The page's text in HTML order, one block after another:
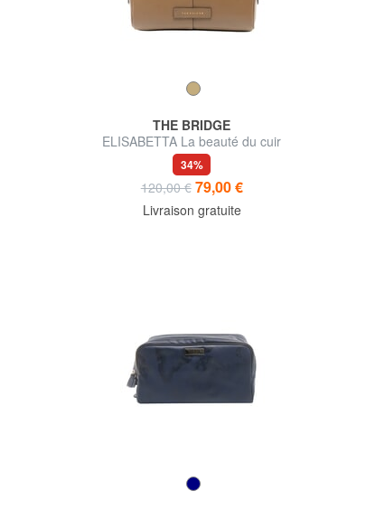
THE BRIDGE
ELISABETTA La beauté du cuir
34%
120,00 € 79,00 €
Livraison gratuite